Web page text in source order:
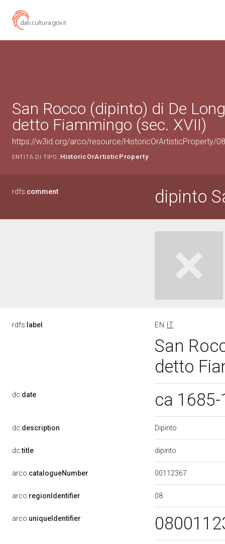
San Rocco (dipinto) di De
detto Fiammingo (sec. XVII)
https://w3id.org/arco/resource/HistoricOrArtisticProperty/
ENTITÀ DI TIPO: HistoricOrArtisticProperty
rdfs:comment dipinto
rdfs: label EN IT
San
detto
dc:date ca
dc:description Dipinto
dc:title dipinto
arco:catalogueNumber 00112367
arco:regionIdentifier 08
arco:uniqueIdentifier